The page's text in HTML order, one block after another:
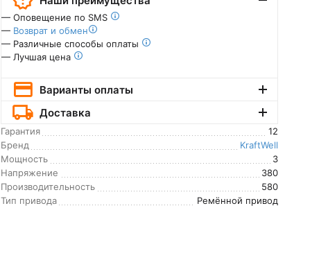
— Оповещение по SMS
— Возврат и обмен
— Различные способы оплаты
— Лучшая цена
Варианты оплаты
Доставка
Гарантия
12
Бренд
KraftWell
Мощность
3
Напряжение
380
Производительность
580
Тип привода
Ремённой привод